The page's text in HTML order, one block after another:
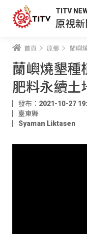
TITV
原視
首頁 原鄉 蘭嶼
蘭嶼燒墾種
肥料永續土
發布：2021-10-27
臺東縣
Syaman Liktasen